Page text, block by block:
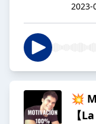
2023-
💥
【